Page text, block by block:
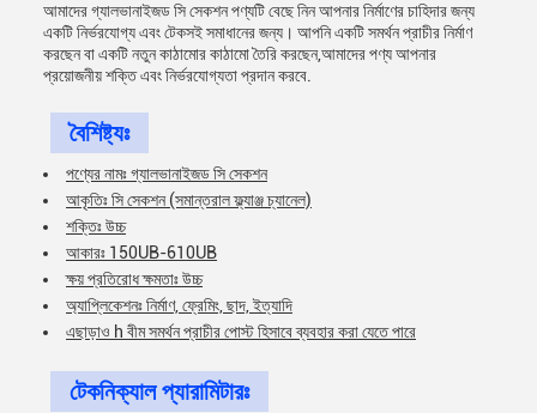
আমাদের গ্যালভানাইজড সি সেকশন পণ্যটি বেছে নিন আপনার নির্মাণের চাহিদার জন্য
একটি নির্ভরযোগ্য এবং টেকসই সমাধানের জন্য। আপনি একটি সমর্থন প্রাচীর নির্মাণ
করছেন বা একটি নতুন কাঠামোর কাঠামো তৈরি করছেন,আমাদের পণ্য আপনার
প্রয়োজনীয় শক্তি এবং নির্ভরযোগ্যতা প্রদান করবে.
বৈশিষ্ট্যঃ
পণ্যের নামঃ গ্যালভানাইজড সি সেকশন
আকৃতিঃ সি সেকশন (সমান্তরাল ফ্ল্যাঞ্জ চ্যানেল)
শক্তিঃ উচ্চ
আকারঃ 150UB-610UB
ক্ষয় প্রতিরোধ ক্ষমতাঃ উচ্চ
অ্যাপ্লিকেশনঃ নির্মাণ, ফ্রেমিং, ছাদ, ইত্যাদি
এছাড়াও h বীম সমর্থন প্রাচীর পোস্ট হিসাবে ব্যবহার করা যেতে পারে
টেকনিক্যাল প্যারামিটারঃ